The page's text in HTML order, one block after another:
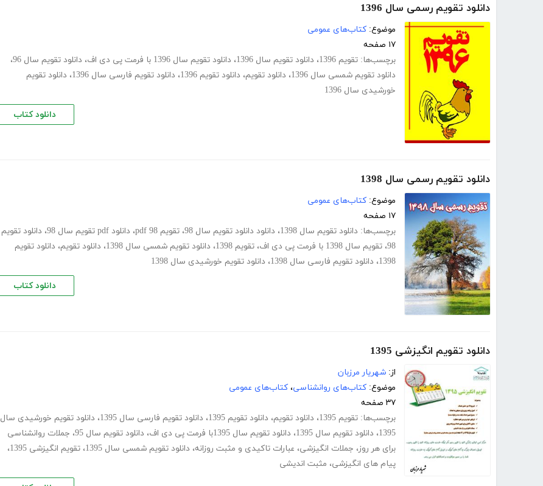
دانلود تقویم رسمی سال 1396
موضوع: کتاب‌های عمومی
۱۷ صفحه
برچسب‌ها: تقویم 1396 ، دانلود تقویم سال 1396 ، دانلود تقویم سال 1396 با فرمت پی دی اف ، دانلود تقویم سال 96
،
دانلود تقویم شمسی سال 1396
، دانلود تقویم، دانلود تقویم 1396 ، دانلود تقویم فارسی سال 1396 ، دانلود تقویم
خورشیدی سال 1396
دانلود کتاب
دانلود تقویم رسمی سال 1398
موضوع: کتاب‌های عمومی
۱۷ صفحه
برچسب‌ها: دانلود تقویم سال 1398 ، دانلود دانلود تقویم سال 98 ، تقویم 98 pdf ، دانلود pdf تقویم سال 98 ، دانلود تقویم
98، تقویم سال 1398 با فرمت پی دی اف ، تقویم 1398 ، دانلود تقویم شمسی سال 1398 ، دانلود تقویم، دانلود تقویم
1398، دانلود تقویم فارسی سال 1398 ، دانلود تقویم خورشیدی سال 1398
دانلود کتاب
دانلود تقویم انگیزشی 1395
از: شهریار مرزبان
موضوع: کتاب‌های روانشناسی، کتاب‌های عمومی
۳۷ صفحه
برچسب‌ها: تقویم 1395 ، دانلود تقویم، دانلود تقویم 1395 ، دانلود تقویم فارسی سال 1395 ، دانلود تقویم خورشیدی سال
1395، دانلود تقویم سال 1395 ، دانلود تقویم سال 1395با فرمت پی دی اف ، دانلود تقویم سال 95 ، جملات روانشناسی
برای هر روز، جملات انگیزشی، عبارات تاکیدی و مثبت روزانه، دانلود تقویم شمسی سال 1395 ، تقویم انگیزشی 1395
،
پیام های انگیزشی، مثبت اندیشی